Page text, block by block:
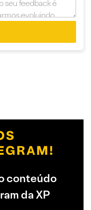
conteúdo
da XP